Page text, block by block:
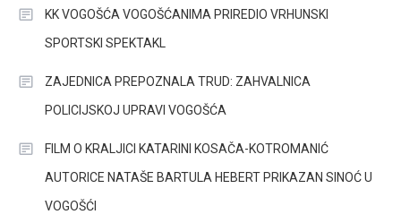
KK VOGOŠĆA VOGOŠĆANIMA PRIREDIO VRHUNSKI
SPORTSKI SPEKTAKL
ZAJEDNICA PREPOZNALA TRUD: ZAHVALNICA
POLICIJSKOJ UPRAVI VOGOŠĆA
FILM O KRALJICI KATARINI KOSAČA-KOTROMANIĆ
AUTORICE NATAŠE BARTULA HEBERT PRIKAZAN SINOĆ U
VOGOŠĆI